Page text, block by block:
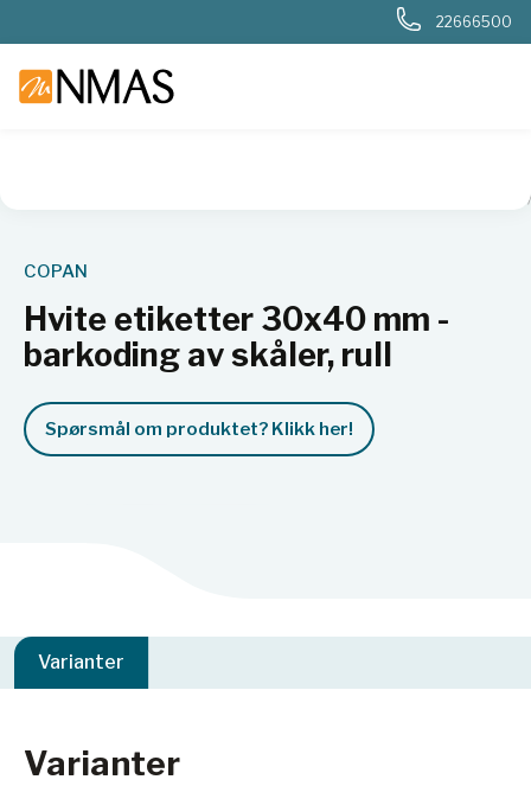
22666500
COPAN
Hvite etiketter 30x40 mm -
barkoding av skåler, rull
Spørsmål om produktet? Klikk her!
Varianter
Varianter